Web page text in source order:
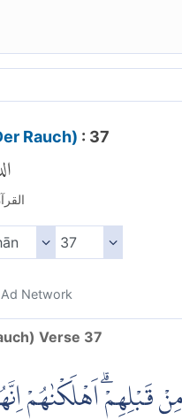
Rauch) : 37
Network
Verse 37
قَبْلِهِمْۗ اَهْلَكْنٰهُمْ